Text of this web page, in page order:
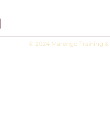
© 2024 Marengo Training